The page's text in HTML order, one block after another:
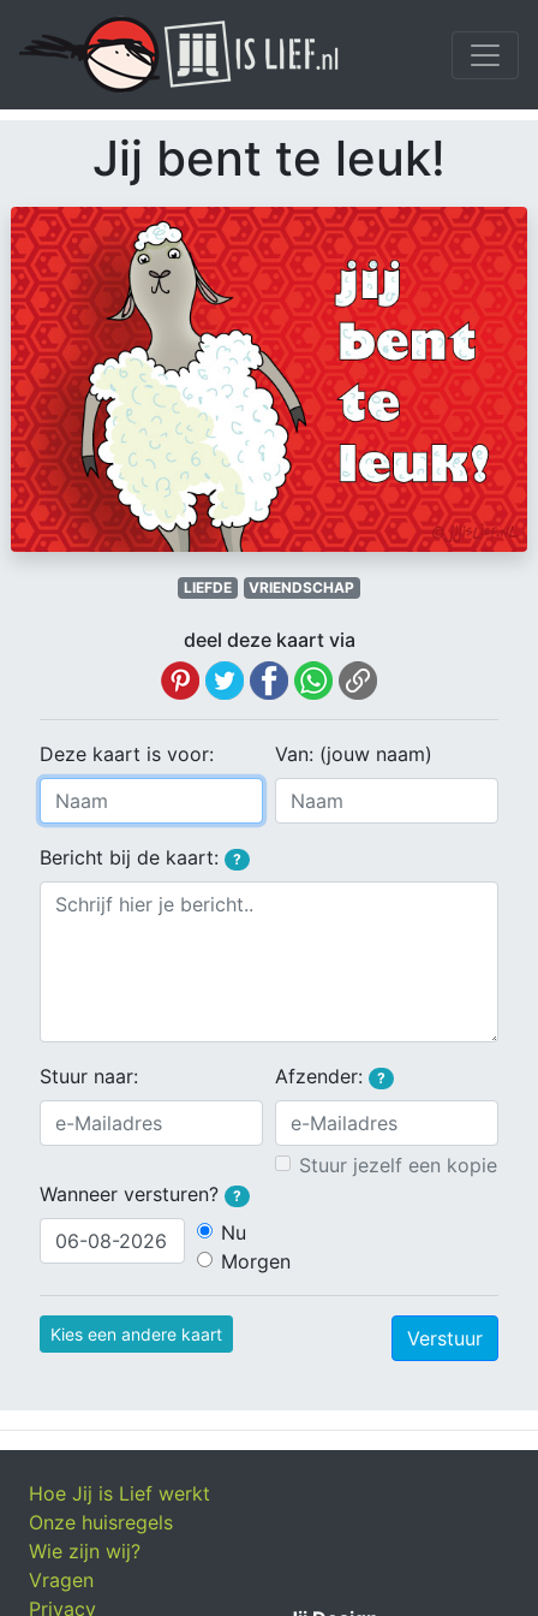
Jij bent te leuk!
LIEFDE VRIENDSCHAP
deel deze kaart via
Deze kaart is voor: Van: (jouw naam)
Bericht bij de kaart: ?
Stuur naar: Afzender: ?
Stuur jezelf een kopie
Wanneer versturen?
?
Nu
Morgen
Kies een andere kaart Verstuur
Hoe Jij is Lief werkt
Onze huisregels
Wie zijn wij?
Vragen
Privacy